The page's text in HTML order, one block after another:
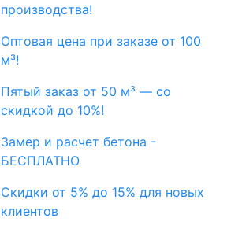
производства!
Оптовая цена при заказе от 100
м³!
Пятый заказ от 50 м³ — со
скидкой до 10%!
Замер и расчет бетона -
БЕСПЛАТНО
Скидки от 5% до 15% для новых
клиентов